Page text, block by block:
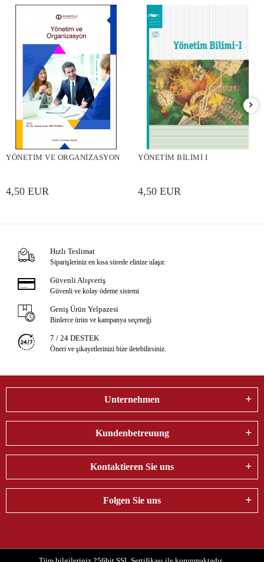
YÖNETİM VE ORGANİZASYON
4,50 EUR
YÖNETİM BİLİMİ I
4,50 EUR
Hızlı Teslimat
Siparişleriniz en kısa sürede elinize ulaşır.
Güvenli Alışveriş
Güvenli ve kolay ödeme sistemi
Geniş Ürün Yelpazesi
Binlerce ürün ve kampanya seçeneği
7 / 24 DESTEK
Öneri ve şikayetlerinizi bize iletebilirsiniz.
Unternehmen
Kundenbetreuung
Kontaktieren Sie uns
Folgen Sie uns